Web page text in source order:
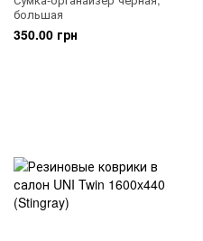
большая
350.00 грн